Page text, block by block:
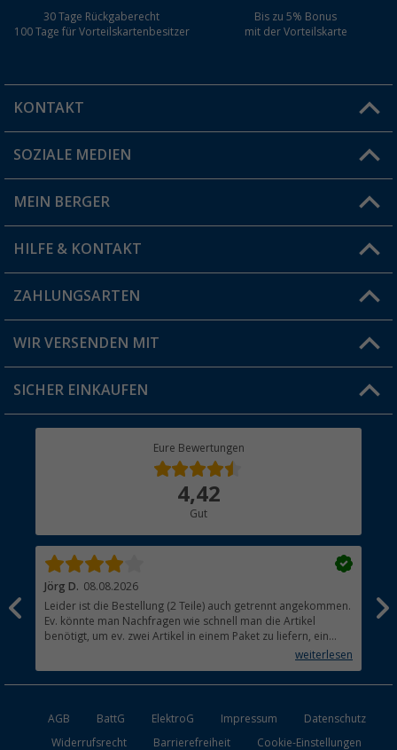
30 Tage Rückgaberecht
100 Tage für Vorteilskartenbesitzer
Bis zu 5% Bonus
mit der Vorteilskarte
KONTAKT
Du hast eine Frage?
Filiale finden
SOZIALE MEDIEN
MEIN BERGER
Vorteilskarte
Blog
Jobs & Karriere
HILFE & KONTAKT
FAQ & Kontakt
Versandinformationen
Rücksendung
ZAHLUNGSARTEN
WIR VERSENDEN MIT
SICHER EINKAUFEN
Eure Bewertungen
4,42
Gut
Jörg D. 08.08.2026
Leider ist die Bestellung (2 Teile) auch getrennt angekommen.
Ev. könnte man Nachfragen wie schnell man die Artikel
benötigt, um ev. zwei Artikel in einem Paket zu liefern, ein
weiterlesen
Ich
AGB BattG ElektroG Impressum
Datenschutz
Widerrufsrecht
Barrierefreiheit Cookie-Einstellungen